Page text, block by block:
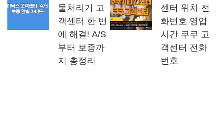
물처리기 고
객센터 한 번
에 해결! A/S
부터 보증까
지 총정리
센터 위치 전
화번호 영업
시간 쿠쿠 고
객센터 전화
번호